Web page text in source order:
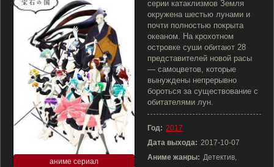
аниме сериал
серии катаклизмов Земля
окружена шестью лунами и
почти полностью покрыта
океаном. На крохотном
островке суши обитают 28
представителей новой расы
— самоцветов, которые
вынуждены непрерывно
бороться за существование с
обитателями лун.
Год: 2017
Дата выхода: 2017-10-07
Аниме жанры: Детектив,